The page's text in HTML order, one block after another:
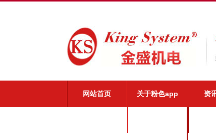
网站首页 关于粉色app 资